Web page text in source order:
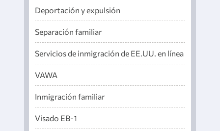
Deportación y expulsión
Separación familiar
Servicios de inmigración de EE.UU. en línea
VAWA
Inmigración familiar
Visado EB-1